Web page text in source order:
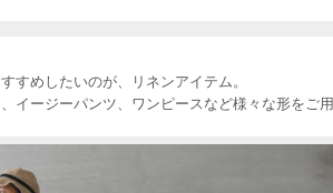
すめしたいのが、リネンアイテム。
イージーパンツ、ワンピースなど様々な形をご